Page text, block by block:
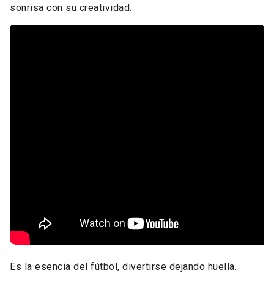
sonrisa con su creatividad.
Es la esencia del fútbol, divertirse dejando huella.